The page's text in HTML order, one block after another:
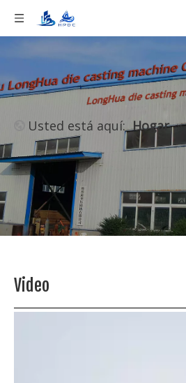
Usted está aquí: Hogar »
Video